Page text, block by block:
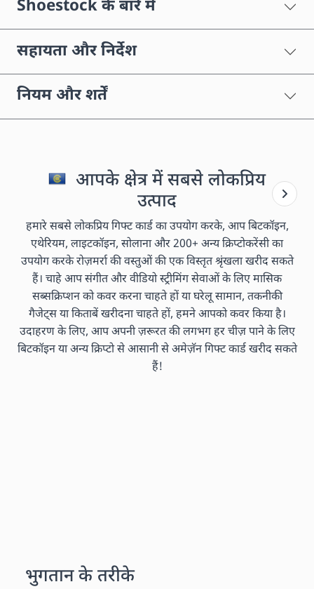
Shoestock के बारे में
सहायता और निर्देश
नियम और शर्तें
आपके क्षेत्र में सबसे लोकप्रिय
उत्पाद
हमारे सबसे लोकप्रिय गिफ्ट कार्ड का उपयोग करके, आप बिटकॉइन,
एथेरियम, लाइटकॉइन, सोलाना और 200+ अन्य क्रिप्टोकरेंसी का
उपयोग करके रोज़मर्रा की वस्तुओं की एक विस्तृत श्रृंखला खरीद सकते
हैं। चाहे आप संगीत और वीडियो स्ट्रीमिंग सेवाओं के लिए मासिक
सब्सक्रिप्शन को कवर करना चाहते हों या घरेलू सामान, तकनीकी
गैजेट्स या किताबें खरीदना चाहते हों, हमने आपको कवर किया है।
उदाहरण के लिए, आप अपनी ज़रूरत की लगभग हर चीज़ पाने के लिए
बिटकॉइन या अन्य क्रिप्टो से आसानी से अमेज़ॅन गिफ्ट कार्ड खरीद सकते
हैं!
भुगतान के तरीके